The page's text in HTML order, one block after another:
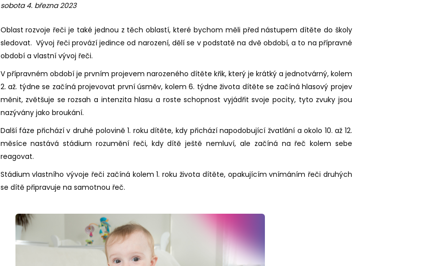
sobota 4. března 2023
Oblast rozvoje řeči je také jednou z těch oblastí, které bychom měli před nástupem dítěte do školy
sledovat. Vývoj řeči provází jedince od narození, dělí se v podstatě na dvě období, a to na přípravné
období a vlastní vývoj řeči.
V přípravném období je prvním projevem narozeného dítěte křik, který je krátký a jednotvárný, kolem
2. až. týdne se začíná projevovat první úsměv, kolem 6. týdne života dítěte se začíná hlasový projev
měnit, zvětšuje se rozsah a intenzita hlasu a roste schopnost vyjádřit svoje pocity, tyto zvuky jsou
nazývány jako broukání.
Další fáze přichází v druhé polovině 1. roku dítěte, kdy přichází napodobující žvatlání a okolo 10. až 12.
měsíce nastává stádium rozumění řeči, kdy dítě ještě nemluví, ale začíná na řeč kolem sebe
reagovat.
Stádium vlastního vývoje řeči začíná kolem 1. roku života dítěte, opakujícím vnímáním řeči druhých
se dítě připravuje na samotnou řeč.